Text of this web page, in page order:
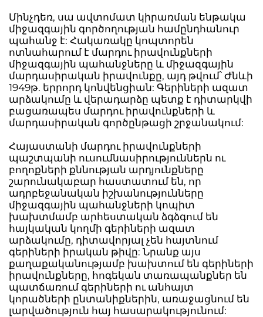
Մինչդեռ, սա ավտոմատ կիրառման ենթակա
միջազգային գործողության համընդհանուր
պահանջ է: Հակառակը կոպտորեն
ոտնահարում է մարդու իրավունքների
միջազգային պահանջները և միջազգային
մարդասիրական իրավունքը, այդ թվում՝ Ժնևի
1949թ. երրորդ կոնվենցիան: Գերիների ազատ
արձակումը և վերադարձը պետք է դիտարկվի
բացառապես մարդու իրավունքների և
մարդասիրական գործընթացի շրջանակում:
Հայաստանի մարդու իրավունքների
պաշտպանի ուսումնասիրություններն ու
բողոքների քննության արդյունքները
շարունակաբար հաստատում են, որ
ադրբեջանական իշխանությունները
միջազգային պահանջների կոպիտ
խախտմամբ արհեստական ձգձգում են
հայկական կողմի գերիների ազատ
արձակումը, դիտավորյալ չեն հայտնում
գերիների իրական թիվը: Նրանք այս
քաղաքականությամբ խախտում են գերիների
իրավունքները, հոգեկան տառապանքներ են
պատճառում գերիների ու անհայտ
կորածների ընտանիքներին, առաջացնում են
լարվածություն հայ հասարակությունում: